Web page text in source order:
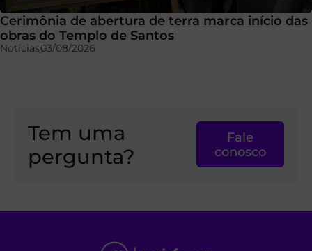
Cerimônia de abertura de terra marca início das
obras do Templo de Santos
Notícias03/08/2026
Tem uma
pergunta?
Fale
conosco